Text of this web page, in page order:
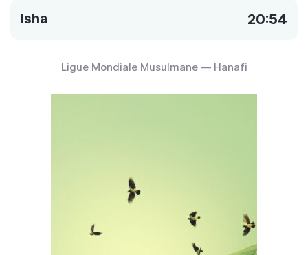
Isha 20:54
Ligue Mondiale Musulmane — Hanafi